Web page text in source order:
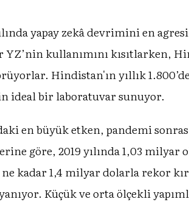
yapay zekâ devrimini en
kullanımını kısıtlarken,
Hindistan'ın yıllık
ideal bir laboratuvar sunuyor.
en büyük etken, pandemi
göre, 2019 yılında 1,03 milyar
kadar 1,4 milyar dolarla rekor
Küçük ve orta ölçekli